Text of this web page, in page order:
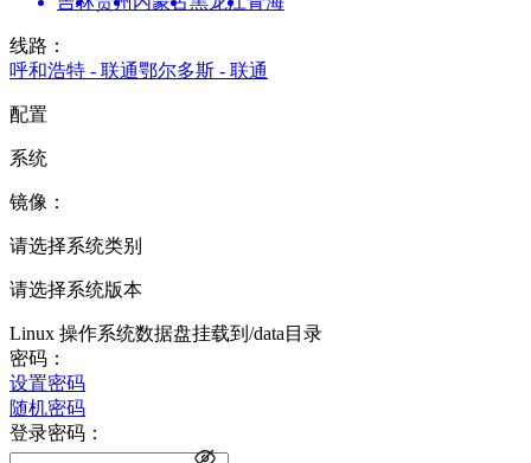
线路：
呼和浩特 - 联通鄂尔多斯 - 联通
配置
系统
镜像：
请选择系统类别
请选择系统版本
Linux 操作系统数据盘挂载到/data目录
密码：
设置密码
随机密码
登录密码：